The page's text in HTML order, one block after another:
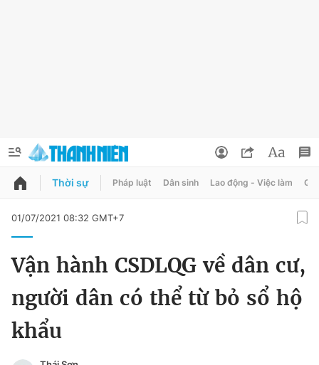
QUẢNG CÁO
Chuyên mục
Chuyên mục khác
Đổi mật khẩu
Tin đã lưu
Tin đã xem
Thời sự Pháp luật Dân sinh Lao động - Việc làm
01/07/2021 08:32 GMT+7
Vận hành CSDLQG về dân cư,
người dân có thể từ bỏ sổ hộ
khẩu